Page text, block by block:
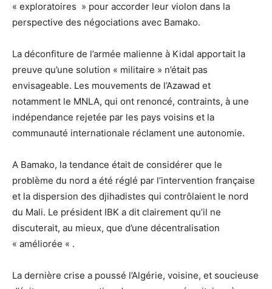
« exploratoires » pour accorder leur violon dans la
perspective des négociations avec Bamako.
La déconfiture de l’armée malienne à Kidal apportait la
preuve qu’une solution « militaire » n’était pas
envisageable. Les mouvements de l’Azawad et
notamment le MNLA, qui ont renoncé, contraints, à une
indépendance rejetée par les pays voisins et la
communauté internationale réclament une autonomie.
A Bamako, la tendance était de considérer que le
problème du nord a été réglé par l’intervention française
et la dispersion des djihadistes qui contrôlaient le nord
du Mali. Le président IBK a dit clairement qu’il ne
discuterait, au mieux, que d’une décentralisation
« améliorée « .
La dernière crise a poussé l’Algérie, voisine, et soucieuse